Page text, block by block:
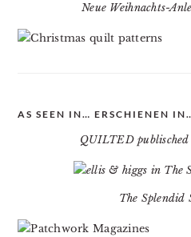
Neue Weihnachts-
AS SEEN IN… ERSCHIENEN
QUILTED
The Splendid